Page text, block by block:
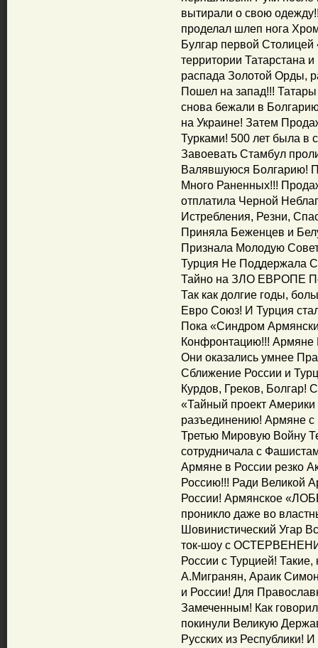
вытирали о свою
проделал шлеп нога
Булгар первой
территории Татарстана
распада Золотой Орды,
Пошел на запад!!!
снова бежали в
на Украине! Затем
Турками! 500 лет была в
Завоевать Стамбул
Валявшуюся Болгарию!
Много Раненных!!!
отплатила Черной
Истребления, Резни,
Приняла Беженцев и
Признала Молодую
Турция Не Поддержала
Тайно на ЗЛО ЕВРОПЕ
Так как долгие годы,
Евро Союз! И Турция
Пока «Синдром
Конфронтацию!!! Армяне
Они оказались умнее
Сближение России и
Курдов, Греков, Болгар!
«Тайный проект
разъединению! Армяне
Третью Мировую Войну
сотрудничала с
Армяне в России резко
Россию!!! Ради Великой
России! Армянское
проникло даже во
Шовинистический Угар
ток-шоу с
России с Турцией! Такие,
А.Мигранян, Араик
и России! Для
Замеченным! Как
покинули Великую
Русских из